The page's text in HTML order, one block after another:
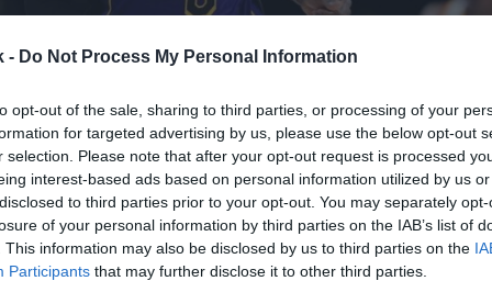
- Do Not Process My Personal Information
opt-out of the sale, sharing to third parties, or processing of your
for targeted advertising by us, please use the below opt-out
selection. Please note that after your opt-out request is processed
interest-based ads based on personal information utilized by us
to third parties prior to your opt-out. You may separately
of your personal information by third parties on the IAB’s list of
This information may also be disclosed by us to third parties on the
Participants that may further disclose it to other third parties.
20 de diciembre de 2023
Guardar Me gusta